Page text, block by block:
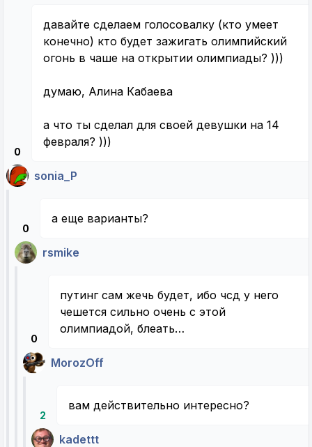
0
давайте сделаем голосовалку (кто умеет
конечно) кто будет зажигать олимпийский
огонь в чаше на открытии олимпиады? )))
думаю, Алина Кабаева
а что ты сделал для своей девушки на 14
февраля? )))
sonia_P
0
а еще варианты?
rsmike
0
путинг сам жечь будет, ибо чсд у него
чешется сильно очень с этой
олимпиадой, блеать…
MorozOff
2
вам действительно интересно?
kadettt